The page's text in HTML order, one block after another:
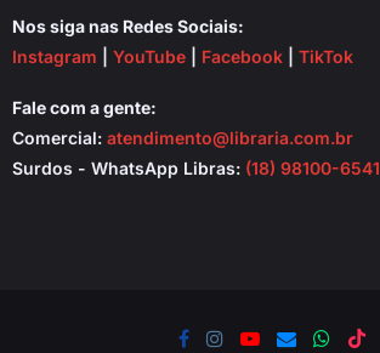
Nos siga nas Redes Sociais:
Instagram
YouTube Facebook TikTok
Fale com a gente:
Comercial: atendimento@libraria.com.br
Surdos - WhatsApp Libras: (18) 98100-6541